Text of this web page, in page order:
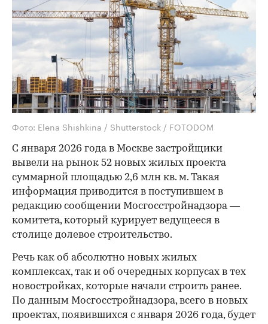
Фото: Elena Shishkina / Shutterstock / FOTODOM
С января 2026 года в Москве застройщики
вывели на рынок 52 новых жилых проекта
суммарной площадью 2,6 млн кв. м. Такая
информация приводится в поступившем в
редакцию сообщении Мосгосстройнадзора —
комитета, который курирует ведущееся в
столице долевое строительство.
Речь как об абсолютно новых жилых
комплексах, так и об очередных корпусах в тех
новостройках, которые начали строить ранее.
По данным Мосгосстройнадзора, всего в новых
проектах, появившихся с января 2026 года, будет